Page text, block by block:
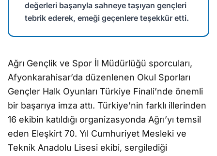
değerleri başarıyla sahneye taşıyan gençleri
tebrik ederek, emeği geçenlere teşekkür etti.
Ağrı Gençlik ve Spor İl Müdürlüğü sporcuları,
Afyonkarahisar’da düzenlenen Okul Sporları
Gençler Halk Oyunları Türkiye Finali’nde önemli
bir başarıya imza attı. Türkiye’nin farklı illerinden
16 ekibin katıldığı organizasyonda Ağrı’yı temsil
eden Eleşkirt 70. Yıl Cumhuriyet Mesleki ve
Teknik Anadolu Lisesi ekibi, sergilediği